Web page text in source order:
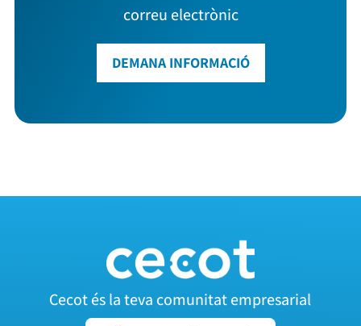
correu electrònic
DEMANA INFORMACIÓ
Cecot és la teva comunitat empresarial